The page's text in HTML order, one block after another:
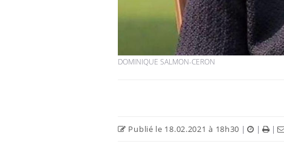
DOMINIQUE SALMON-CERON
Publié le 18.02.2021 à 18h30 | | |